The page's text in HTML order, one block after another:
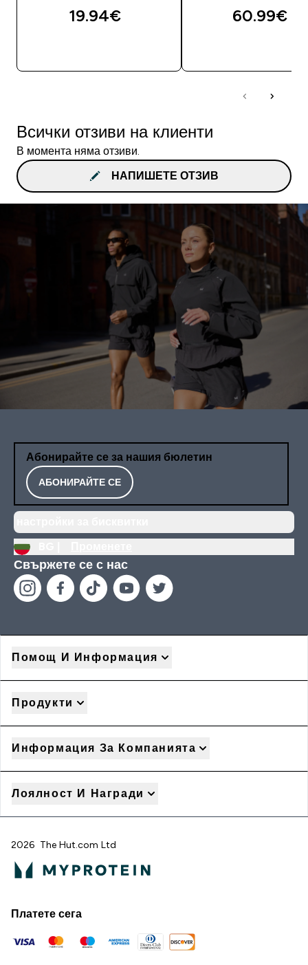
19.94€‎ 60.99€‎
Всички отзиви на клиенти
В момента няма отзиви.
НАПИШЕТЕ ОТЗИВ
Абонирайте се за нашия бюлетин
АБОНИРАЙТЕ СЕ
Свържете се с нас
Помощ И Информация
Продукти
Информация За Компанията
Лоялност И Награди
2026 The Hut.com Ltd
Платете сега